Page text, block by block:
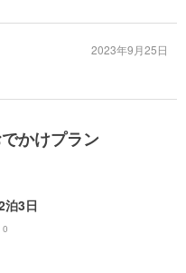
2023年9月25日
かけプラン
泊3日
0